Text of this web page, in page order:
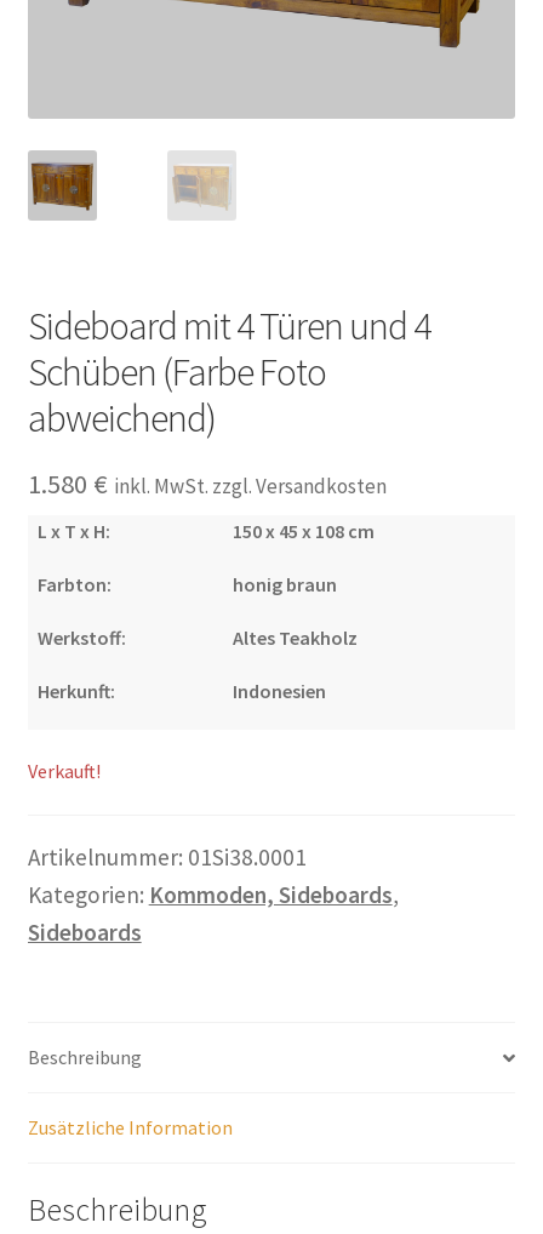
Kontakt
Mein Konto
Versandarten
Versandkosten und Zahlungsbedingungen
Widerrufsbelehrung
Wohnzimmertisch mit Stühlen
Sideboard mit 4 Türen und 4
Schüben (Farbe Foto
abweichend)
1.580 € inkl. MwSt. zzgl. Versandkosten
L x T x H: 150 x 45 x 108 cm
Farbton: honig braun
Werkstoff: Altes Teakholz
Herkunft: Indonesien
Verkauft!
Artikelnummer: 01Si38.0001
Kategorien: Kommoden, Sideboards,
Sideboards
Beschreibung
Zusätzliche Information
Beschreibung